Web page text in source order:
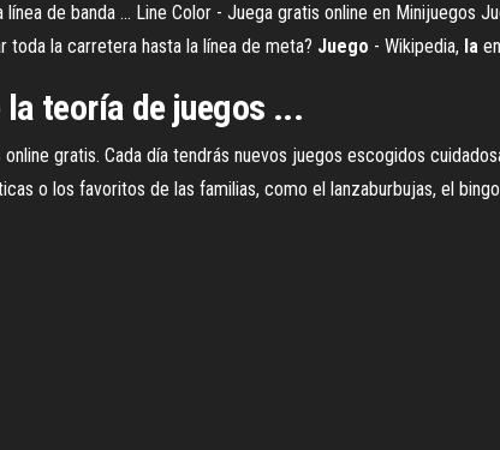
de banda ... Line Color - Juega gratis online en Minijuegos
la carretera hasta la línea de meta? Juego - Wikipedia, la
la teoría de juegos ...
gratis. Cada día tendrás nuevos juegos escogidos
o los favoritos de las familias, como el lanzaburbujas, el